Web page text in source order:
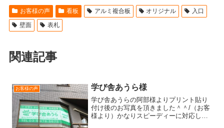
お客様の声 看板 アルミ複合板 オリジナル
入口
壁面
表札
関連記事
お客様の声 学び舎あうら様
学び舎あうらの阿部様よりプリント貼り
付け後のお写真を頂きました＾＾/（お客
様より）かなりスピーディーに対応して